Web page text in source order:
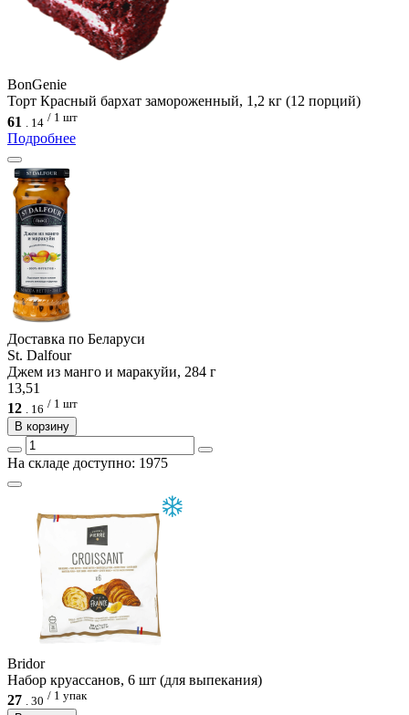
BonGenie
Торт Красный бархат замороженный, 1,2 кг (12 порций)
61
14 / 1 шт
Подробнее
Доcтавка по Беларуси
St. Dalfour
Джем из манго и маракуйи, 284 г
13,51
12 . 16 / 1 шт
В корзину
На складе доступно: 1975
Bridor
Набор круассанов, 6 шт (для выпекания)
27 . 30 / 1 упак